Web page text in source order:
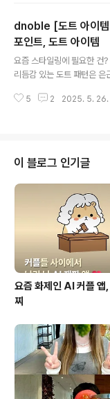
al서울특별시 중구 필동로5
로맨틱한 결혼식을 꿈꾸신다
요. 섬세하게 연출된 조명
이 어우러지는 이 공간은 영
딩은 이곳의 진가를 가장 잘
dnoble [도트 아이
포인트, 도트 아이템
요즘 스타일링에 필요한 건
리듬감 있는 도트 패턴은 은
랜드 3곳의 아이템을 소개
트 패턴 위로 프릴 디테일이
움이 공존하는 아이템이에
이커 소재라 봄·여름 간절
활용도 높게 입을 수 있죠.
실루엣 덕분에 뒷모습까지
5 2 2025. 5. 26.
이 블로그 인기글
요즘 화제인 AI 커플 앱
찌